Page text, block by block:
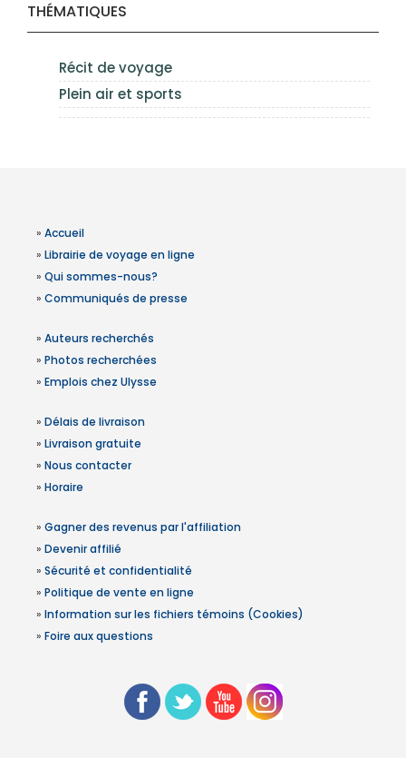
THÉMATIQUES
Récit de voyage
Plein air et sports
» Accueil
» Librairie de voyage en ligne
» Qui sommes-nous?
» Communiqués de presse
» Auteurs recherchés
» Photos recherchées
» Emplois chez Ulysse
» Délais de livraison
» Livraison gratuite
» Nous contacter
» Horaire
» Gagner des revenus par l'affiliation
» Devenir affilié
» Sécurité et confidentialité
» Politique de vente en ligne
» Information sur les fichiers témoins (Cookies)
» Foire aux questions